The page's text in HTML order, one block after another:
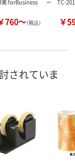
美 forBusiness
760～（税込）
ー TC-201
￥
されていま